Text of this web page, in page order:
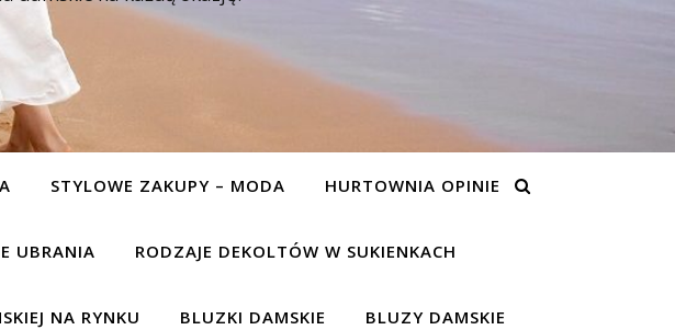
STYLOWE ZAKUPY – MODA HURTOWNIA OPINIE
UBRANIA RODZAJE DEKOLTÓW W SUKIENKACH
NA RYNKU BLUZKI DAMSKIE BLUZY DAMSKIE